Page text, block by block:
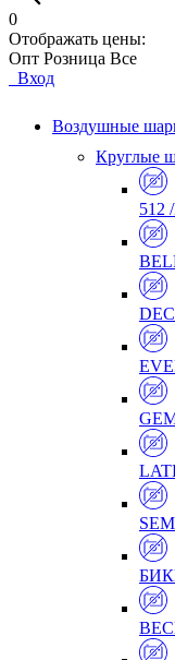
0
Отображать цены:
Опт Розница Все
Вход
Воздушные
Круглые
512